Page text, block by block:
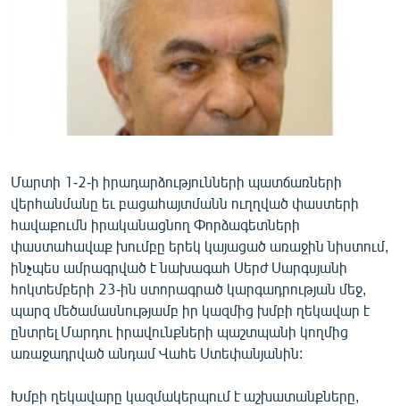
ՄԵԿՆԱԲԱՆՈՒԹՅՈՒՆ
ԿՈՐՈՆԱՎԻՐՈՒՍ
ԱՐԽԻՎ
ՏԵՍԱՆՅՈՒԹԵՐ
ԲԱՆԱՎԵՃ
ՁԳՏԵԼՈՎ ԼԱՎԱԳՈՒՅՆԻՆ
ՓՈԴՔԱՍԹ
Մարտի 1-2-ի իրադարձությունների պատճառների
վերհանմանը եւ բացահայտմանն ուղղված փաստերի
հավաքումն իրականացնող Փորձագետների
փաստահավաք խումբը երեկ կայացած առաջին նիստում,
ինչպես ամրագրված է նախագահ Սերժ Սարգսյանի
հոկտեմբերի 23-ին ստորագրած կարգադրության մեջ,
պարզ մեծամասնությամբ իր կազմից խմբի ղեկավար է
ընտրել Մարդու իրավունքների պաշտպանի կողմից
առաջադրված անդամ Վահե Ստեփանյանին:
Խմբի ղեկավարը կազմակերպում է աշխատանքները,